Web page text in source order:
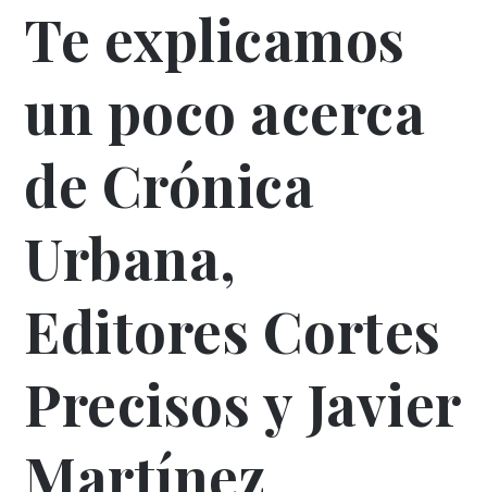
Te explicamos
un poco acerca
de Crónica
Urbana,
Editores Cortes
Precisosy Javier
Martínez